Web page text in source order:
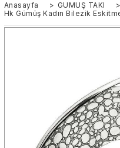
Anasayfa > GÜMÜŞ TAKI >
Hk Gümüş Kadın Bilezik